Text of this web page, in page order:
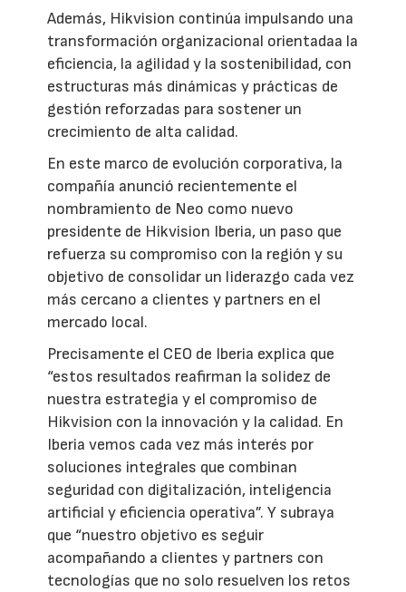
Además, Hikvision continúa impulsando una
transformación organizacional orientadaa la
eficiencia, la agilidad y la sostenibilidad, con
estructuras más dinámicas y prácticas de
gestión reforzadas para sostener un
crecimiento de alta calidad.
En este marco de evolución corporativa, la
compañía anunció recientemente el
nombramiento de Neo como nuevo
presidente de Hikvision Iberia, un paso que
refuerza su compromiso con la región y su
objetivo de consolidar un liderazgo cada vez
más cercano a clientes y partners en el
mercado local.
Precisamente el CEO de Iberia explica que
“estos resultados reafirman la solidez de
nuestra estrategia y el compromiso de
Hikvision con la innovación y la calidad. En
Iberia vemos cada vez más interés por
soluciones integrales que combinan
seguridad con digitalización, inteligencia
artificial y eficiencia operativa”. Y subraya
que “nuestro objetivo es seguir
acompañando a clientes y partners con
tecnologías que no solo resuelven los retos